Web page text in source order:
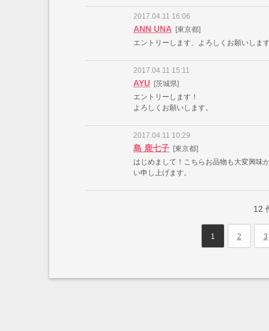
2017.04.11 16:06
ANN UNA [東京都]
エントリーします、よろしくお願いしま
2017.04.11 15:11
AYU [茨城県]
エントリーします！
よろしくお願いします。
2017.04.11 10:29
島 鹿七子 [東京都]
はじめまして！こちらお品物も大変興味
い申し上げます。
12
1 2 3